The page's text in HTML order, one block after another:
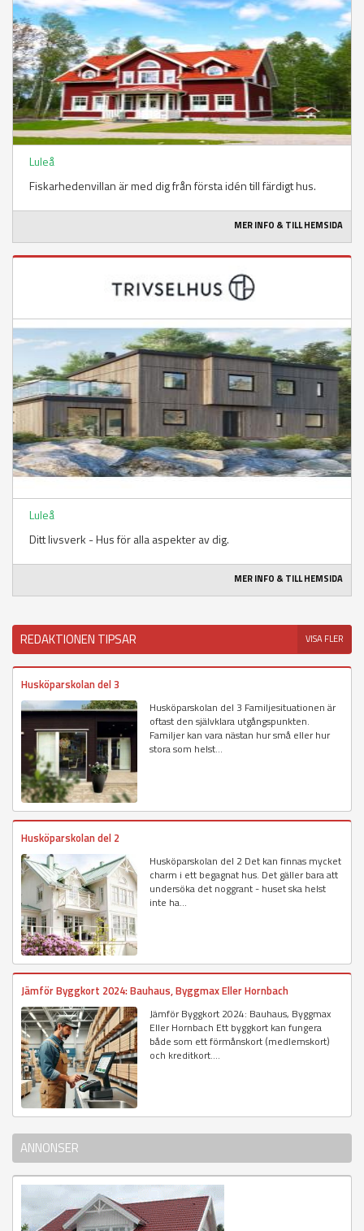
Luleå
Fiskarhedenvillan är med dig från första idén till färdigt hus.
MER INFO & TILL HEMSIDA
Luleå
Ditt livsverk - Hus för alla aspekter av dig.
MER INFO & TILL HEMSIDA
REDAKTIONEN TIPSAR VISA FLER
Husköparskolan del 3
Husköparskolan del 3 Familjesituationen är
oftast den självklara utgångspunkten.
Familjer kan vara nästan hur små eller hur
stora som helst...
Husköparskolan del 2
Husköparskolan del 2 Det kan finnas mycket
charm i ett begagnat hus. Det gäller bara att
undersöka det noggrant - huset ska helst
inte ha...
Jämför Byggkort 2024: Bauhaus, Byggmax Eller Hornbach
Jämför Byggkort 2024: Bauhaus, Byggmax
Eller Hornbach Ett byggkort kan fungera
både som ett förmånskort (medlemskort)
och kreditkort....
ANNONSER